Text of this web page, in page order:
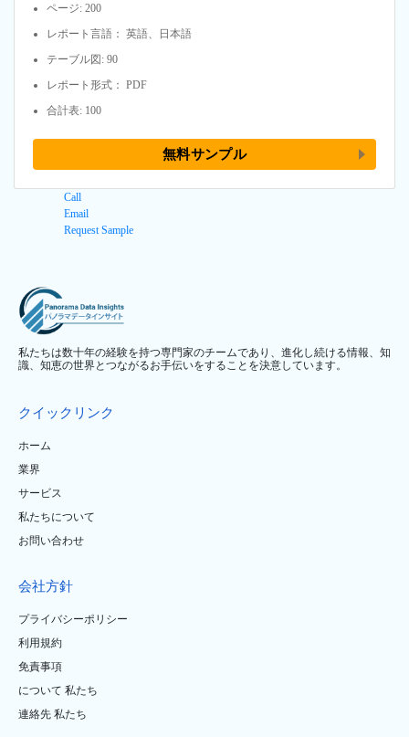
ページ: 200
レポート言語： 英語、日本語
テーブル図: 90
レポート形式： PDF
合計表: 100
無料サンプル
Call
Email
Request Sample
私たちは数十年の経験を持つ専門家のチームであり、進化し続ける情報、知
識、知恵の世界とつながるお手伝いをすることを決意しています。
クイックリンク
ホーム
業界
サービス
私たちについて
お問い合わせ
会社方針
プライバシーポリシー
利用規約
免責事項
について 私たち
連絡先 私たち